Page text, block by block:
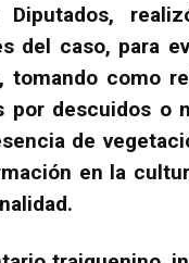
Diputados,
del caso, para
tomando como
por descuidos o
de
en la